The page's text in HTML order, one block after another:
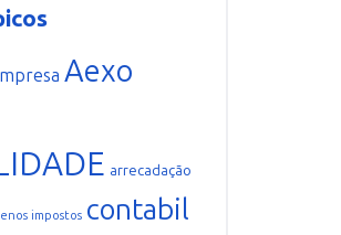
Aexo
arrecadação
impostos contabil